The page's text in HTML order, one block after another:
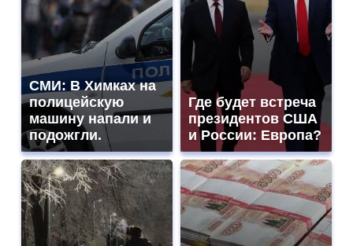
СМИ: В Химках на
полицейскую
машину напали и
подожгли.
Где будет встреча
президентов США
и России: Европа?